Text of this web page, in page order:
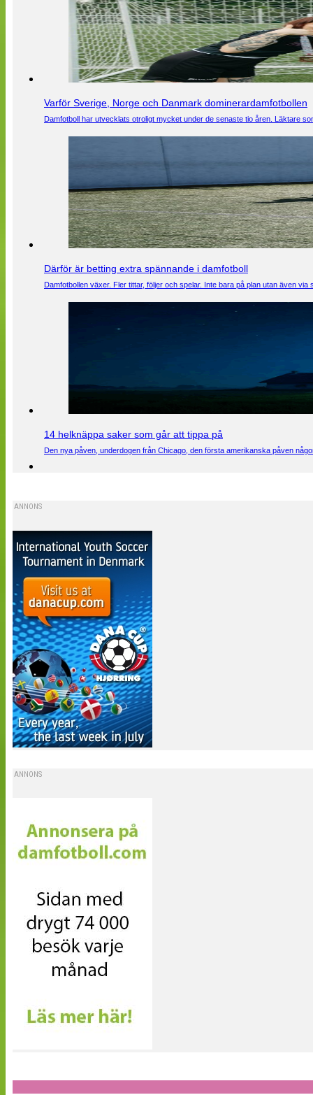
Varför Sverige, Norge och Danmark dominerardamfotbollen
Damfotboll har utvecklats otroligt mycket under de senaste tio åren. Läktare
Därför är betting extra spännande i damfotboll
Damfotbollen växer. Fler tittar, följer och spelar. Inte bara på plan utan även
14 helknäppa saker som går att tippa på
Den nya påven, underdogen från Chicago, den första amerikanska påven
ANNONS
ANNONS